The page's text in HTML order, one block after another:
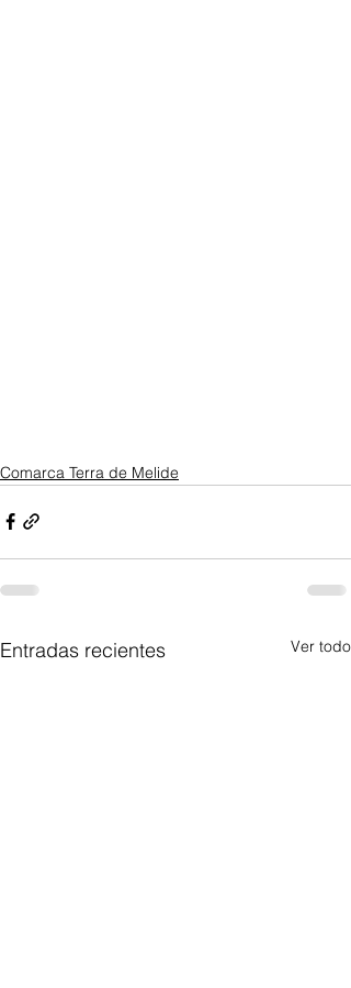
Comarca Terra de Melide
Entradas recientes Ver todo